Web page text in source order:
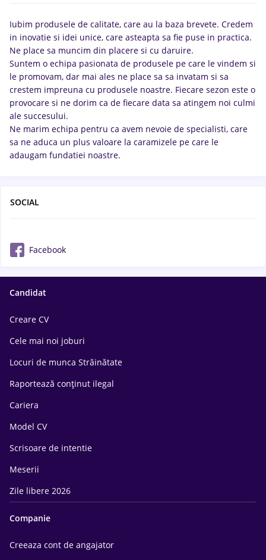
Iubim produsele de calitate, care au la baza brevete. Credem
in inovatie si idei unice, care asteapta sa fie puse in practica.
Ne place sa muncim din placere si cu daruire.
Suntem o echipa pasionata de produsele pe care le vindem si
le promovam, dar mai ales ne place sa sa invatam si sa
crestem impreuna cu produsele noastre. Fiecare sezon este o
provocare si ne dorim ca de fiecare data sa atingem noi culmi
ale succesului.
Ne marim echipa pentru ca avem nevoie de specialisti, care
sa ne aduca un plus valoare la caramizele pe care le
adaugam fundatiei noastre.
SOCIAL
Facebook
Candidat
Creare CV
Cele mai noi joburi
Locuri de munca Străinătate
Raportează conținut ilegal
Cariera
Model CV
Scrisoare de intentie
Meserii
Zile libere 2026
Companie
Creeaza cont de angajator